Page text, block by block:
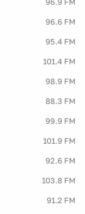
96.9 FM
96.6 FM
95.4 FM
101.4 FM
98.9 FM
88.3 FM
99.9 FM
101.9 FM
92.6 FM
103.8 FM
91.2 FM